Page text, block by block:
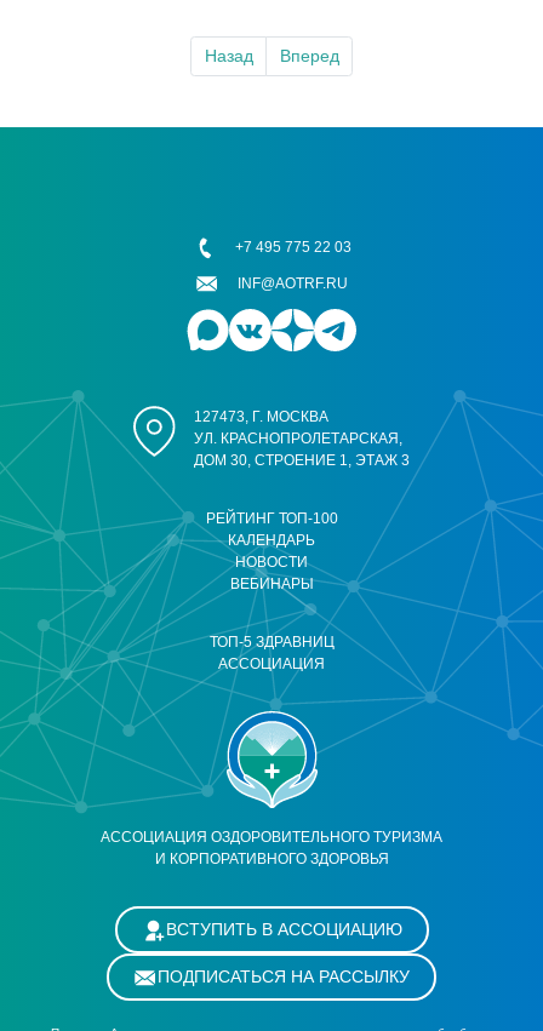
Назад Вперед
АССОЦИАЦИЯ ОЗДОРОВИТЕЛЬНОГО ТУРИЗМА
И КОРПОРАТИВНОГО ЗДОРОВЬЯ
РЕЙТИНГ ТОП-100
КАЛЕНДАРЬ
НОВОСТИ
ВЕБИНАРЫ
ТОП-5 ЗДРАВНИЦ
АССОЦИАЦИЯ
127473, Г. МОСКВА
УЛ. КРАСНОПРОЛЕТАРСКАЯ,
ДОМ 30, СТРОЕНИЕ 1, ЭТАЖ 3
+7 495 775 22 03
INF@AOTRF.RU
ВСТУПИТЬ В АССОЦИАЦИЮ
ПОДПИСАТЬСЯ НА РАССЫЛКУ